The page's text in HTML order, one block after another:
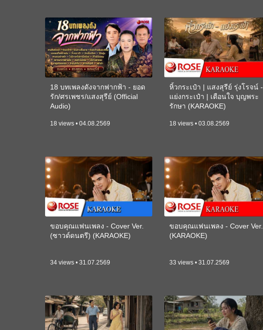
18 บทเพลงดังจากฟากฟ้า - ยอด
รัก/ศรเพชร/แสงสุรีย์ (Official
Audio)
18 views • 04.08.2569
หิ้วกระเป๋า | แสงสุรีย์ รุ่งโรจน์ -
แย่งกระเป๋า | เตือนใจ บุญพระ
รักษา (KARAOKE)
18 views • 03.08.2569
ขอบคุณแฟนเพลง - Cover Ver.
(ซาวด์ดนตรี) (KARAOKE)
34 views • 31.07.2569
ขอบคุณแฟนเพลง - Cover Ver.
(KARAOKE)
33 views • 31.07.2569